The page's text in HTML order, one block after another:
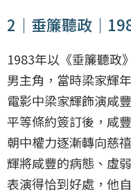
2｜垂簾聽政｜
1983年以《垂簾聽政
男主角，當時梁家輝
電影中梁家輝飾演咸
平等條約簽訂後，咸
朝中權力逐漸轉向慈
輝將咸豐的病態、虛
表演得恰到好處，他